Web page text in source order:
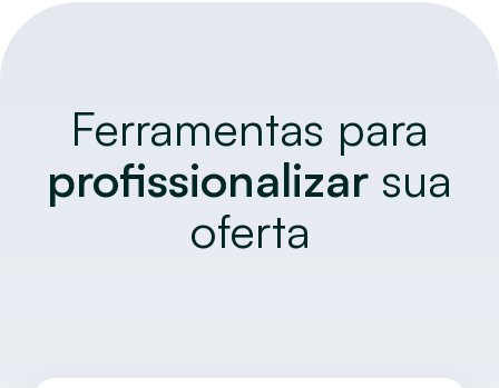
Ferramentas para
profissionalizar sua
oferta